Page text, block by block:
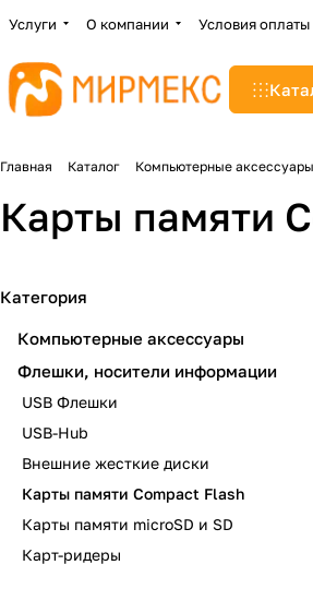
Услуги О компании Условия оплаты
Главная Каталог Компьютерные аксессуары
Карты памяти
Категория
Компьютерные аксессуары
Флешки, носители информации
USB Флешки
USB-Hub
Внешние жесткие диски
Карты памяти Compact Flash
Карты памяти microSD и SD
Карт-ридеры